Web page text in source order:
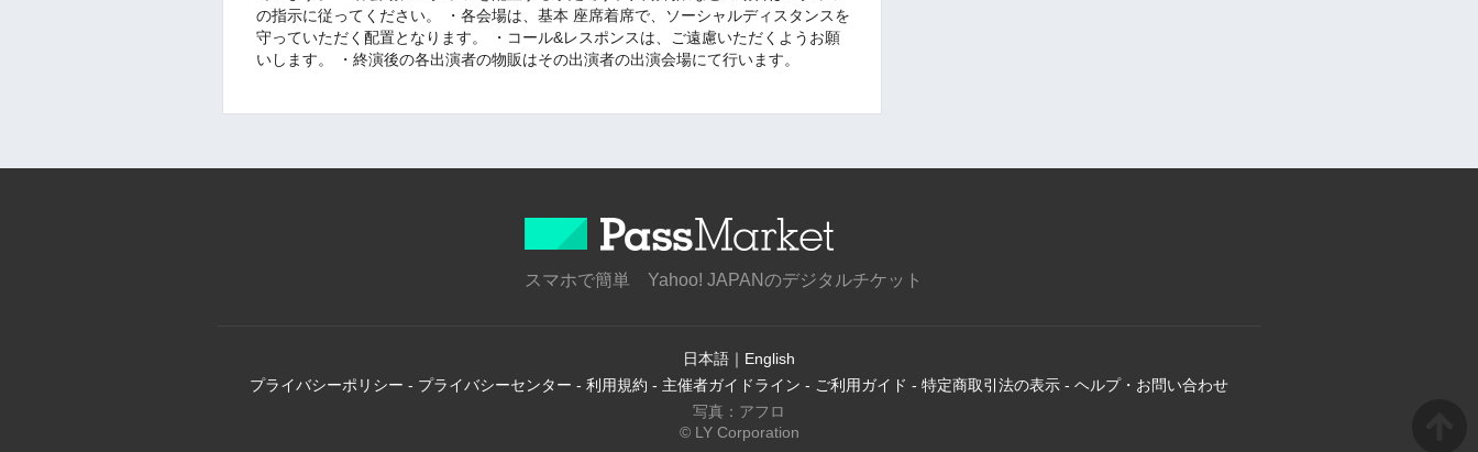
の指示に従ってください。 ・各会場は、基本 座席着席で、ソーシャルディスタンスを
守っていただく配置となります。 ・コール&レスポンスは、ご遠慮いただくようお願
いします。 ・終演後の各出演者の物販はその出演者の出演会場にて行います。
スマホで簡単 Yahoo! JAPANのデジタルチケット
日本語 ｜ English
プライバシーポリシー - プライバシーセンター - 利用規約 - 主催者ガイドライン - ご利用ガイド - 特定商取引法の表示 - ヘルプ・お問い合わせ
写真：アフロ
© LY Corporation